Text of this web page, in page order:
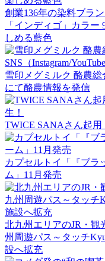
創業136年の染料ブラ
「インディゴ」カラ
しめる藍色
雪印メグミルク 酪農総
にて酪農情報を発信
TWICE SANAさん起用
カプセルトイ「『ブラ
ム」11月発売
北九州エリアのJR・観
州周遊パス～タッチ
設へ拡充